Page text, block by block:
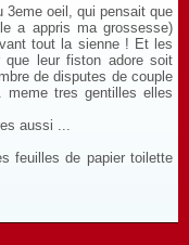
oeil, qui pensait que
a appris ma grossesse)
tout la sienne ! Et les
que leur fiston adore soit
de disputes de couple
meme tres gentilles elles
aussi ...
feuilles de papier toilette